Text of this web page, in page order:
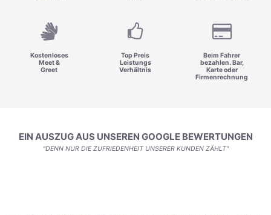
Kostenloses
Meet &
Greet
Top Preis
Leistungs
Verhältnis
Beim Fahrer
bezahlen. Bar,
Karte oder
Firmenrechnung
EIN AUSZUG AUS UNSEREN GOOGLE BEWERTUNGEN
"DENN NUR DIE ZUFRIEDENHEIT UNSERER KUNDEN ZÄHLT"